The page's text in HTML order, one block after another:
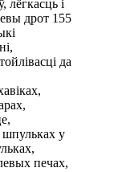
лёгкасць і
дрот 155
да
шпульках у
печах,